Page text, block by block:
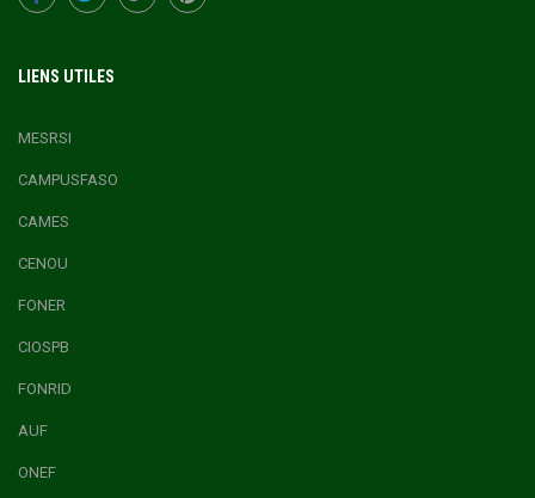
LIENS UTILES
MESRSI
CAMPUSFASO
CAMES
CENOU
FONER
CIOSPB
FONRID
AUF
ONEF